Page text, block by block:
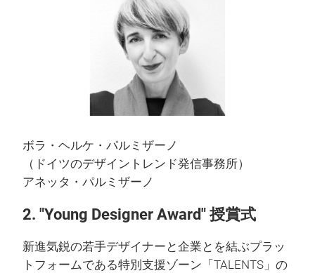
ボラ・ヘルケ・パルミザーノ
（ドイツのデザイントレンド発信事務所）
アネッタ・パルミザーノ
2. "Young Designer Award" 授賞式
新進気鋭の若手デザイナーと企業とを結ぶプラッ
トフォームである特別支援ゾーン「TALENTS」の